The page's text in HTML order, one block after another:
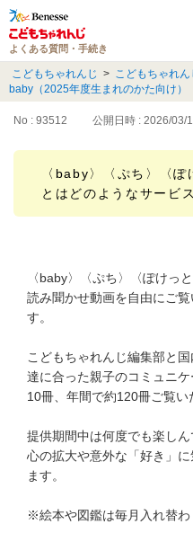
よくある質問・手続き
登録情報の変更・各種お
会員ページへログイン
お客様サポート(手続き・照
よくある質問・お問い合わ
他の講座のよくある質問
進研ゼミ 中学講座
進研ゼミ 高校講座
こどもちゃれん
こどもちゃれんじ > こどもちゃれ
baby（2025年度生まれのかた向け）
No : 93512 公開日時 : 2026/03/
〈baby〉〈ぷち〉〈ぽ
とはどのようなサービ
〈baby〉〈ぷち〉〈ぽけっ
読み聞かせ動画を自由にご
す。
こどもちゃれんじ編集部と
達に合った親子のコミュニ
10冊、年間で約120冊ご覧い
提供期間中は何度でも楽し
心の拡大や意外な「好き」
ます。
※絵本や図鑑は毎月入れ替わ